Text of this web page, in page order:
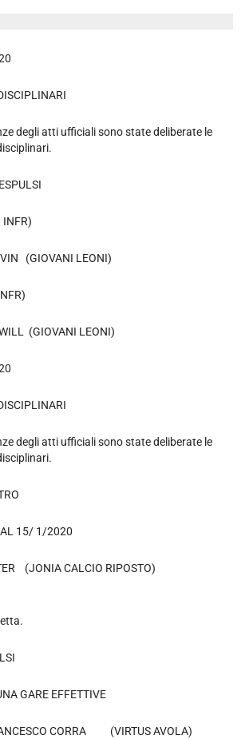
degli atti ufficiali sono state deliberate le
INFR)
KEVIN (GIOVANI LEONI)
(GIOVANI LEONI)
degli atti ufficiali sono state deliberate le
AL 15/ 1/2020
(JONIA CALCIO RIPOSTO)
GARE EFFETTIVE
CORRA (VIRTUS AVOLA)